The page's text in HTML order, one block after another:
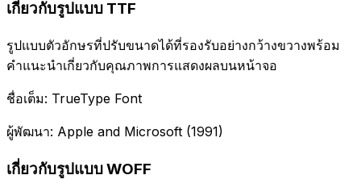
เกี่ยวกับรูปแบบ TTF
รูปแบบตัวอักษรที่ปรับขนาดได้ที่รองรับอย่างกว้างขวางพร้อม
คำแนะนำเกี่ยวกับคุณภาพการแสดงผลบนหน้าจอ
ชื่อเต็ม: TrueType Font
ผู้พัฒนา: Apple and Microsoft (1991)
เกี่ยวกับรูปแบบ WOFF